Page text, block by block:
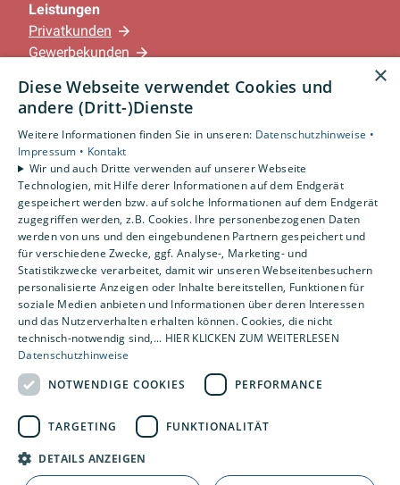
Leistungen
Privatkunden
Gewerbekunden
Unternehmen
Standorte
Löningen-Wachtum
Um externe HTML-Inhalte anzuzeigen, benötigen
wir Ihre Einwilligung.
Weitere Informationen finden Sie in unserer
Datenschutzerklärung.
COOKIE-EINSTELLUNGEN ÖFFNEN
×
Diese Webseite verwendet Cookies und
andere (Dritt-)Dienste
Weitere Informationen finden Sie in unseren: Datenschutzhinweise •
Impressum • Kontakt
Wir und auch Dritte verwenden auf unserer Webseite
Technologien, mit Hilfe derer Informationen auf dem Endgerät
gespeichert werden bzw. auf solche Informationen auf dem Endgerät
zugegriffen werden, z.B. Cookies. Ihre personenbezogenen Daten
werden von uns und den eingebundenen Partnern gespeichert und
für verschiedene Zwecke, ggf. Analyse-, Marketing- und
Statistikzwecke verarbeitet, damit wir unseren Webseitenbesuchern
personalisierte Anzeigen oder Inhalte bereitstellen, Funktionen für
soziale Medien anbieten und Informationen über deren Interessen
und das Nutzerverhalten erhalten können. Cookies, die nicht
technisch-notwendig sind,... HIER KLICKEN ZUM WEITERLESEN
Datenschutzhinweise
NOTWENDIGE COOKIES
PERFORMANCE
TARGETING FUNKTIONALITÄT
DETAILS ANZEIGEN